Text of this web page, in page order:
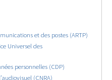
et des postes (ARTP)
Universel des
personnelles (CDP)
(CNRA)